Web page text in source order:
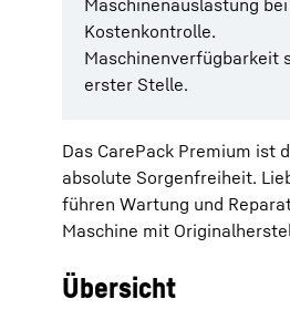
Maschinenauslastung
Kostenkontrolle.
Maschinenverfügbarkeit
erster Stelle.
Das CarePack Premium ist
absolute Sorgenfreiheit.
führen Wartung und
Maschine mit
Übersicht